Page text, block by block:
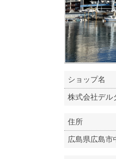
ショップ名
株式会社デル
住所
広島県広島市